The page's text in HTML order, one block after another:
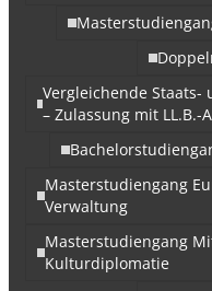
Vergleichende Staats-
– Zulassung mit LL.B.-
Masterstudiengang
Verwaltung
Masterstudiengang
Kulturdiplomatie